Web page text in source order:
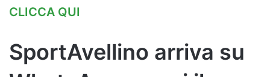
CLICCA QUI
SportAvellino arriva su